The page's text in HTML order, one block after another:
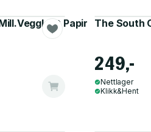
Papir The South
249,-
Nettlager
Klikk&Hent